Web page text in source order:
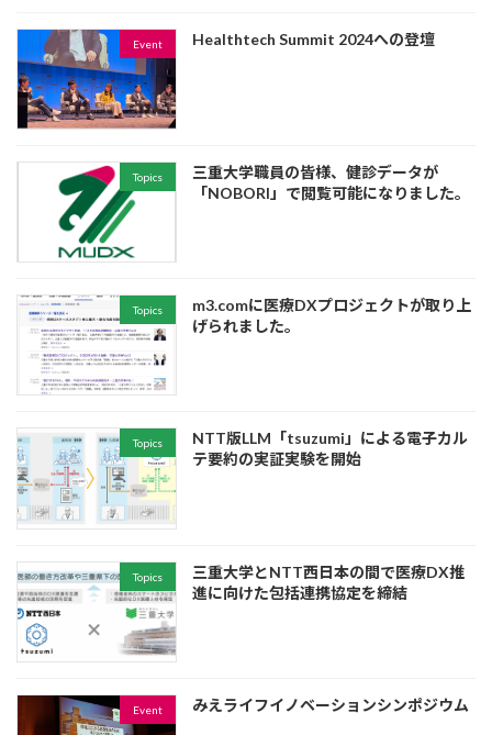
Event Healthtech Summit 2024への登壇
Topics
三重大学職員の皆様、健診データが
「NOBORI」で閲覧可能になりました。
Topics
m3.comに医療DXプロジェクトが取り上
げられました。
Topics
NTT版LLM「tsuzumi」による電子カル
テ要約の実証実験を開始
Topics
三重大学とNTT西日本の間で医療DX推
進に向けた包括連携協定を締結
Event みえライフイノベーションシンポジウム